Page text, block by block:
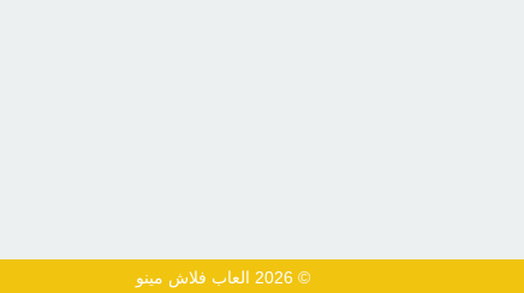
© 2026 العاب فلاش مينو